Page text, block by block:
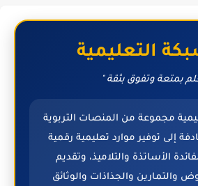
التعليمية
بمتعة وتفوق بثقة "
مجموعة من المنصات التربوية
إلى توفير موارد تعليمية رقمية
الأساتذة والتلاميذ، وتقديم
والتمارين والجذاذات والوثائق